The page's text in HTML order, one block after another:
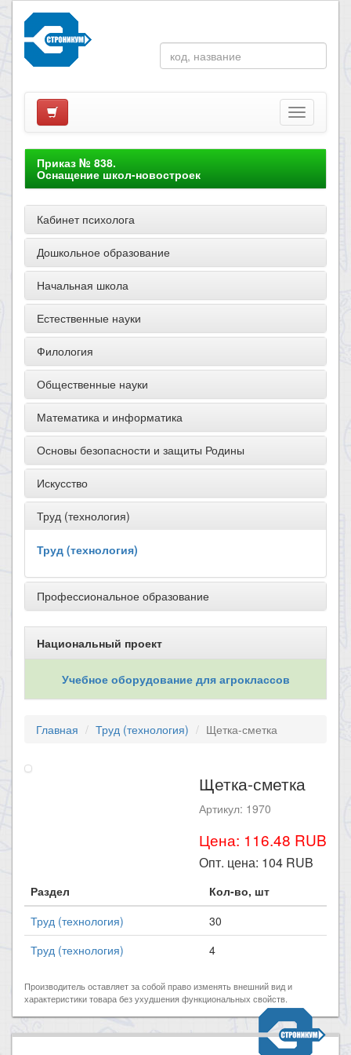
Приказ № 838.
Оснащение школ-новостроек
Кабинет психолога
Дошкольное образование
Начальная школа
Естественные науки
Филология
Общественные науки
Математика и информатика
Основы безопасности и защиты Родины
Искусство
Труд (технология)
Труд (технология)
Профессиональное образование
Национальный проект
Учебное оборудование для агроклассов
Главная Труд (технология) Щетка-сметка
Щетка-сметка
Артикул: 1970
Цена: 116.48 RUB
Опт. цена: 104 RUB
Раздел
Кол-во, шт
Труд (технология)
30
Труд (технология)
4
Производитель оставляет за собой право изменять внешний вид и
характеристики товара без ухудшения функциональных свойств.